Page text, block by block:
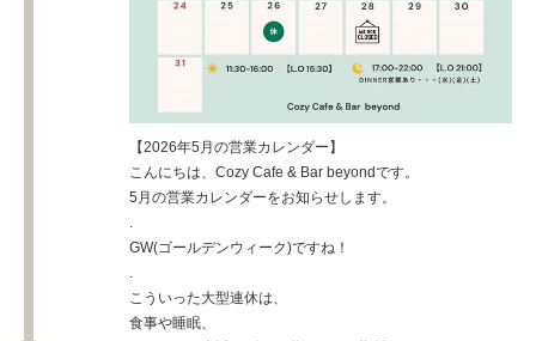
【2026年5月の営業カレンダー】
こんにちは、Cozy Cafe & Bar beyondです。
5月の営業カレンダーをお知らせします。
.
GW(ゴールデンウィーク)ですね！
.
こういった大型連休は、
食事や睡眠、